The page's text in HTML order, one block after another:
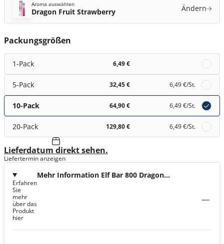
Aroma auswählen
Dragon Fruit Strawberry Ändern
Packungsgrößen
1-Pack 6,49 €
5-Pack 32,45 € 6,49 €/St.
10-Pack 64,90 € 6,49 €/St.
20-Pack 129,80 € 6,49 €/St.
Lieferdatum direkt sehen.
Liefertermin anzeigen
Mehr Information Elf Bar 800 Dragon
Erfahren
Sie
mehr
über das
Produkt
hier